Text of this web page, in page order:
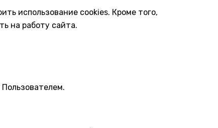
использование cookies. Кроме того,
на работу сайта.